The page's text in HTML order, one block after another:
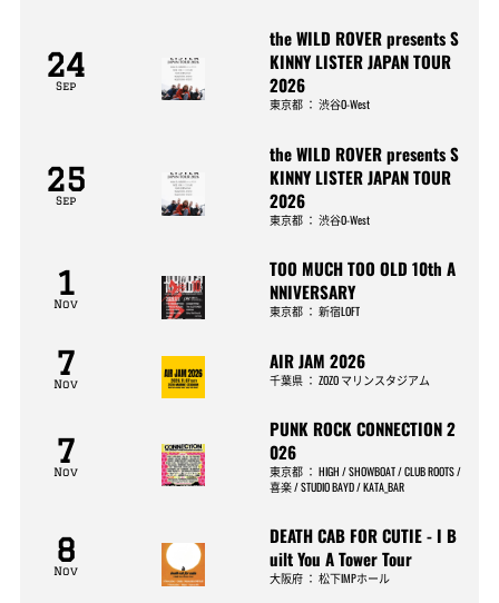
24
Sep
the WILD ROVER presents S
KINNY LISTER JAPAN TOUR
2026
東京都 ：渋谷O-West
25
Sep
the WILD ROVER presents S
KINNY LISTER JAPAN TOUR
2026
東京都 ：渋谷O-West
1
Nov
TOO MUCH TOO OLD 10th A
NNIVERSARY
東京都 ：新宿LOFT
7
Nov
AIR JAM 2026
千葉県 ：ZOZO マリンスタジアム
7
Nov
PUNK ROCK CONNECTION 2
026
東京都 ：HIGH / SHOWBOAT / CLUB ROOTS /
喜楽 / STUDIO BAYD / KATA_BAR
8
Nov
DEATH CAB FOR CUTIE - I B
uilt You A Tower Tour
大阪府 ：松下IMPホール